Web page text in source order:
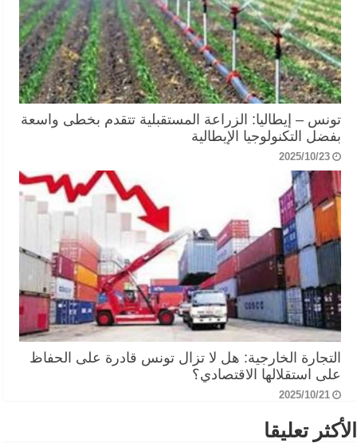
تونس – إيطاليا: الزراعة المستقبلية تتقدم بخطى واسعة
بفضل التكنولوجيا الإيطالية
2025/10/23
التجارة الخارجية: هل لا تزال تونس قادرة على الحفاظ
على استقلالها الاقتصادي؟
2025/10/21
الأكثر تعليقا